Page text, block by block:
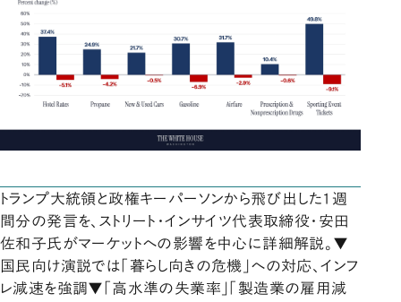
トランプ大統領と政権キーパーソンから飛び出した1週
間分の発言を、ストリート・インサイツ代表取締役・安田
佐和子氏がマーケットへの影響を中心に詳細解説。▼
国民向け演説では「暮らし向きの危機」への対応、インフ
レ減速を強調▼「高水準の失業率」「製造業の雇用減